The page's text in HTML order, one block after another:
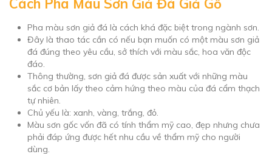
Cách Pha Màu Sơn Giả Đá Giả Gỗ
Pha màu sơn giả đá là cách khá đặc biệt trong ngành sơn.
Đây là thao tác cần có nếu bạn muốn có một màu sơn giả
đá đúng theo yêu cầu, sở thích với màu sắc, hoa văn độc
đáo.
Thông thường, sơn giả đá được sản xuất với những màu
sắc cơ bản lấy theo cảm hứng theo màu của đá cẩm thạch
tự nhiên.
Chủ yếu là: xanh, vàng, trắng, đỏ.
Màu sơn gốc vốn đã có tính thẩm mỹ cao, đẹp nhưng chưa
phải đáp ứng được hết nhu cầu về thẩm mỹ cho người
dùng.